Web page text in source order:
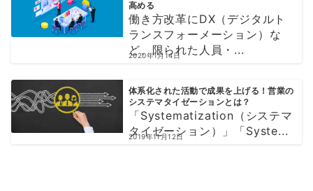
高める
働き方改革にDX（デジタルト
ランスフォーメーション）な
ど、限られた人員・...
2020年1月14日
体系化された活動で成果を上げる！営業の
システマタイゼーションとは？
「Systematization（システマ
タイゼーション）」「Syste...
2019年11月12日